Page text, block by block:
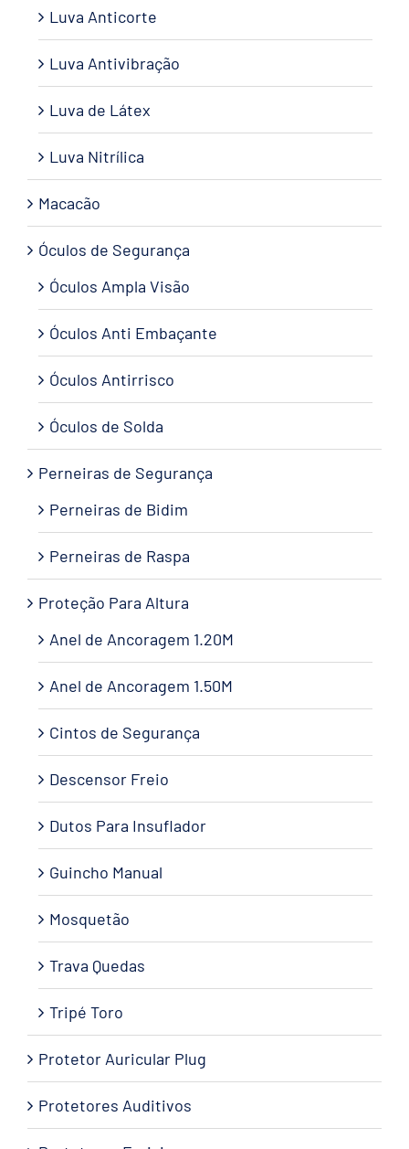
Luva Anticorte
Luva Antivibração
Luva de Látex
Luva Nitrílica
Macacão
Óculos de Segurança
Óculos Ampla Visão
Óculos Anti Embaçante
Óculos Antirrisco
Óculos de Solda
Perneiras de Segurança
Perneiras de Bidim
Perneiras de Raspa
Proteção Para Altura
Anel de Ancoragem 1.20M
Anel de Ancoragem 1.50M
Cintos de Segurança
Descensor Freio
Dutos Para Insuflador
Guincho Manual
Mosquetão
Trava Quedas
Tripé Toro
Protetor Auricular Plug
Protetores Auditivos